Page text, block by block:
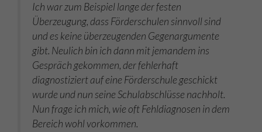
Ich war zum Beispiel lange der festen
Überzeugung, dass Förderschulen sinnvoll sind
und es keine überzeugenden Gegenargumente
gibt. Neulich bin ich dann mit jemandem ins
Gespräch gekommen, der fehlerhaft
diagnostiziert auf eine Förderschule geschickt
wurde und nun seine Schulabschlüsse nachholt.
Nun frage ich mich, wie oft Fehldiagnosen in dem
Bereich wohl vorkommen.